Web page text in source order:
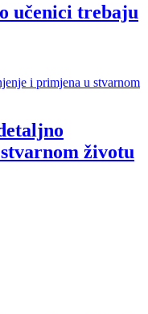
učenici trebaju
životu